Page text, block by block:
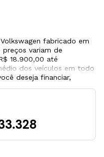
fabricado em
variam de
18.900,00 até
dos veículos em todo
deseja financiar,